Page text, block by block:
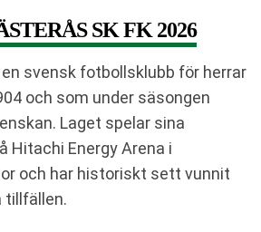
SK FK 2026
en svensk fotbollsklubb för herrar
och som under säsongen
Laget spelar sina
Hitachi Energy Arena i
och har historiskt sett vunnit
tillfällen.